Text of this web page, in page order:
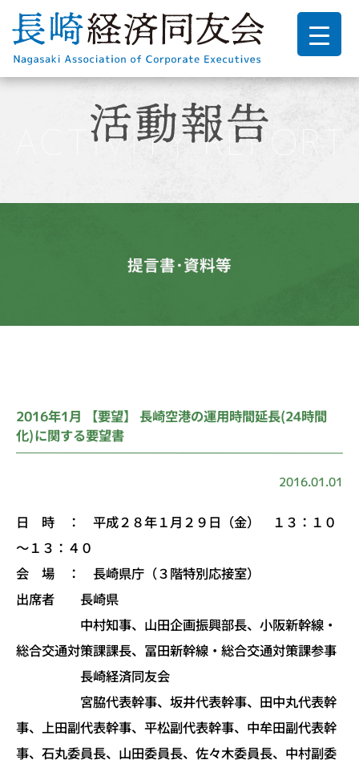
提言書･資料等
2016年1月 【要望】 長崎空港の運用時間延長(24時間
化)に関する要望書
2016.01.01
日 時 ： 平成２８年１月２９日（金） １３：１０
～１３：４０
会 場 ： 長崎県庁（３階特別応接室）
出席者 長崎県
中村知事、山田企画振興部長、小阪新幹線・
総合交通対策課課長、冨田新幹線・総合交通対策課参事
長崎経済同友会
宮脇代表幹事、坂井代表幹事、田中丸代表幹
事、上田副代表幹事、平松副代表幹事、中牟田副代表幹
事、石丸委員長、山田委員長、佐々木委員長、中村副委